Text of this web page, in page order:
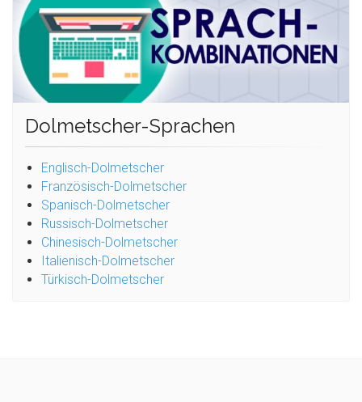
Dolmetscher-Sprachen
Englisch-Dolmetscher
Französisch-Dolmetscher
Spanisch-Dolmetscher
Russisch-Dolmetscher
Chinesisch-Dolmetscher
Italienisch-Dolmetscher
Türkisch-Dolmetscher